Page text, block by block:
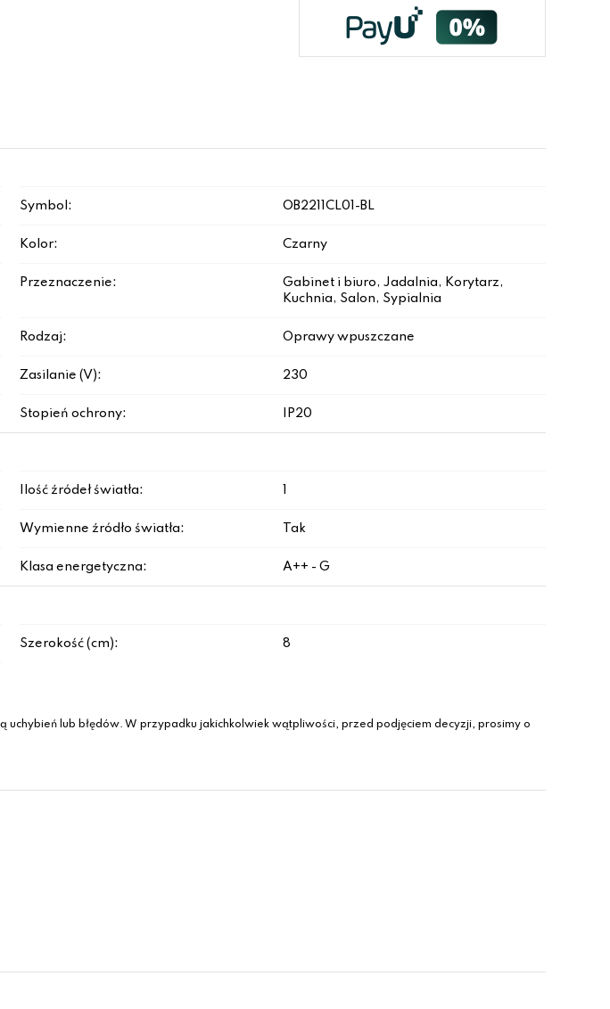
Symbol: OB2211CL01-BL
Kolor: Czarny
Przeznaczenie:
Gabinet i biuro, Jadalnia, Korytarz,
Kuchnia, Salon, Sypialnia
Rodzaj: Oprawy wpuszczane
Zasilanie (V): 230
Stopień ochrony: IP20
Ilość źródeł światła:
Wymienne źródło światła: Tak
Klasa energetyczna: A++ - G
Szerokość (cm): 8
lub błędów. W przypadku jakichkolwiek wątpliwości, przed podjęciem decyzji, prosimy o